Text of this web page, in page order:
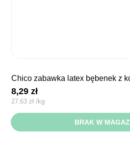
chico zabawka latex bębenek z
8,29zł
27,63zł /kg
BRAK W